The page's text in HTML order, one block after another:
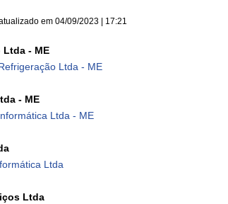
em 04/09/2023 | 17:21
- ME
Ltda - ME
- ME
Ltda - ME
Ltda
Ltda